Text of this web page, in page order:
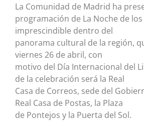
La Comunidad de Madrid ha
programación de La Noche de
imprescindible dentro del
panorama cultural de la región,
viernes 26 de abril, con
motivo del Día Internacional del
de la celebración será la Real
Casa de Correos, sede del
Real Casa de Postas, la Plaza
de Pontejos y la Puerta del Sol.